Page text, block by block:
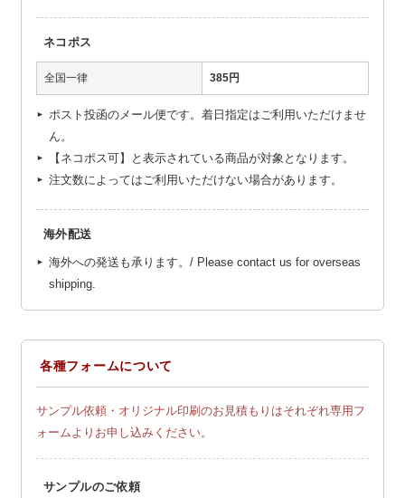
ネコポス
全国一律 385円
ポスト投函のメール便です。着日指定はご利用いただけませ
ん。
【ネコポス可】と表示されている商品が対象となります。
注文数によってはご利用いただけない場合があります。
海外配送
海外への発送も承ります。/ Please contact us for overseas
shipping.
各種フォームについて
サンプル依頼・オリジナル印刷のお見積もりはそれぞれ専用フ
ォームよりお申し込みください。
サンプルのご依頼